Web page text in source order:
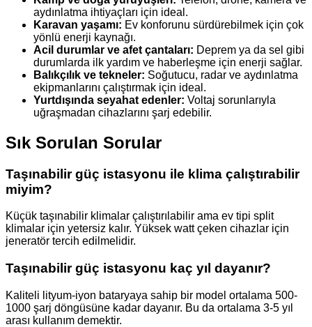
aydınlatma ihtiyaçları için ideal.
Karavan yaşamı: Ev konforunu sürdürebilmek için çok
yönlü enerji kaynağı.
Acil durumlar ve afet çantaları: Deprem ya da sel gibi
durumlarda ilk yardım ve haberleşme için enerji sağlar.
Balıkçılık ve tekneler: Soğutucu, radar ve aydınlatma
ekipmanlarını çalıştırmak için ideal.
Yurtdışında seyahat edenler: Voltaj sorunlarıyla
uğraşmadan cihazlarını şarj edebilir.
Sık Sorulan Sorular
Taşınabilir güç istasyonu ile klima çalıştırabilir
miyim?
Küçük taşınabilir klimalar çalıştırılabilir ama ev tipi split
klimalar için yetersiz kalır. Yüksek watt çeken cihazlar için
jeneratör tercih edilmelidir.
Taşınabilir güç istasyonu kaç yıl dayanır?
Kaliteli lityum-iyon bataryaya sahip bir model ortalama 500-
1000 şarj döngüsüne kadar dayanır. Bu da ortalama 3-5 yıl
arası kullanım demektir.